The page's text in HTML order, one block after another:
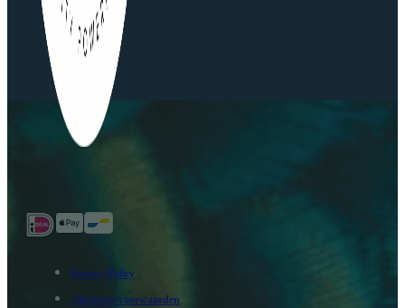
Privacy Policy
Algemene voorwaarden